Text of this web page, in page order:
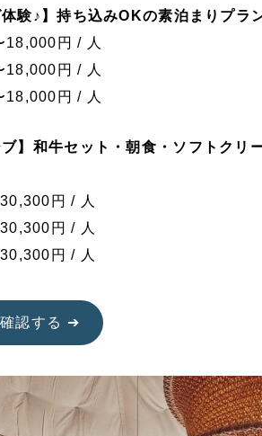
体験♪】持ち込みOKの素泊まりプラ
18,000円 / 人
18,000円 / 人
18,000円 / 人
ブ】和牛セット・朝食・ソフトクリ
円 / 人
円 / 人
円 / 人
認する ➔